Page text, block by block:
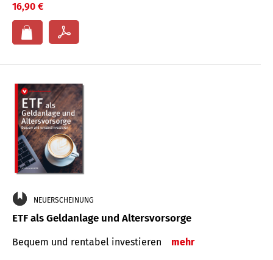
16,90 €
NEUERSCHEINUNG
ETF als Geldanlage und Altersvorsorge
Bequem und rentabel investieren mehr